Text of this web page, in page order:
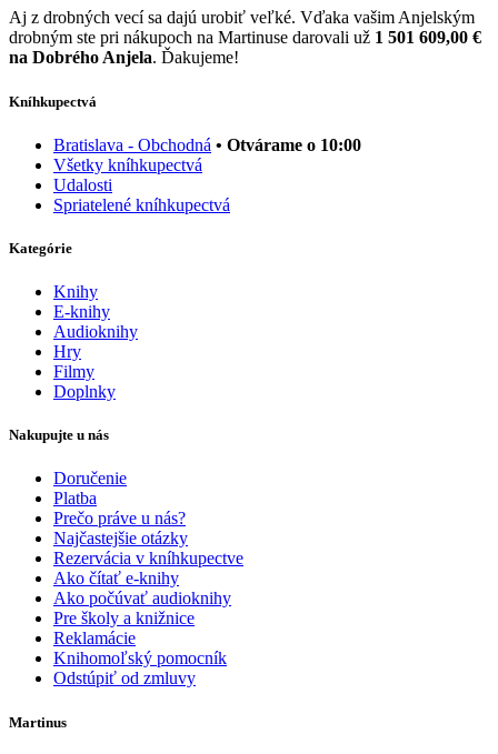
Aj z drobných vecí sa dajú urobiť veľké. Vďaka vašim Anjelským
drobným ste pri nákupoch na Martinuse darovali už 1 501 609,00 €
na Dobrého Anjela. Ďakujeme!
Kníhkupectvá
Bratislava - Obchodná • Otvárame o 10:00
Všetky kníhkupectvá
Udalosti
Spriatelené kníhkupectvá
Kategórie
Knihy
E-knihy
Audioknihy
Hry
Filmy
Doplnky
Nakupujte u nás
Doručenie
Platba
Prečo práve u nás?
Najčastejšie otázky
Rezervácia v kníhkupectve
Ako čítať e-knihy
Ako počúvať audioknihy
Pre školy a knižnice
Reklamácie
Knihomoľský pomocník
Odstúpiť od zmluvy
Martinus